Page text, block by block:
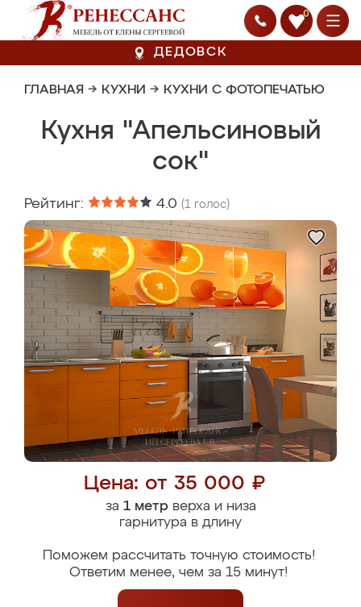
0
ДЕДОВСК
ГЛАВНАЯ → КУХНИ → КУХНИ С ФОТОПЕЧАТЬЮ
Кухня "Апельсиновый
сок"
Рейтинг: 4.0 (1 голос)
Цена: от 35 000 ₽
за 1 метрверха и низа
гарнитура в длину
Поможем рассчитать точную стоимость!
Ответим менее, чем за 15 минут!